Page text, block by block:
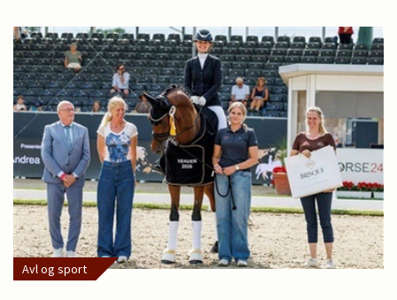
Avl og sport